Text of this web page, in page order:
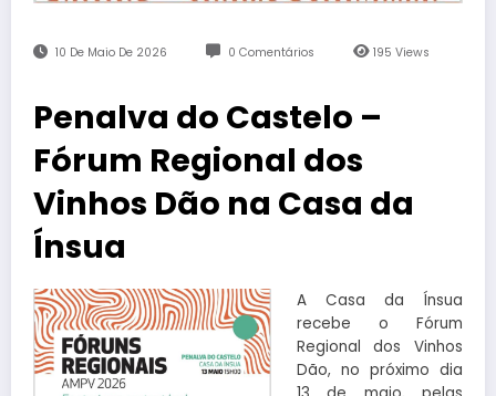
10 De Maio De 2026 0 Comentários 195Views
Penalva do Castelo –
Fórum Regional dos
Vinhos Dão na Casa da
Ínsua
A Casa da Ínsua
recebe o Fórum
Regional dos Vinhos
Dão, no próximo dia